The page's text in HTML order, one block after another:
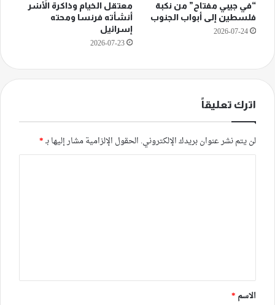
“في جيبي مفتاح” من نكبة
فلسطين إلى أبواب الجنوب
2026-07-24
معتقل الخيام وذاكرة الأَسْر
أنشأته فرنسا ومحته
إسرائيل
2026-07-23
اترك تعليقاً
لن يتم نشر عنوان بريدك الإلكتروني. الحقول الإلزامية مشار إليها بـ*
*
الاسم *